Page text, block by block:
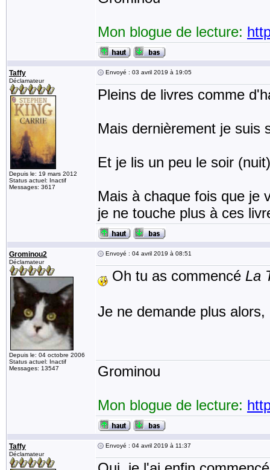
Mon blogue de lecture:
Taffy
Déclamateur
Depuis le: 19 mars 2012
Status actuel: Inactif
Messages: 3617
Envoyé : 03 avril 2019 à 19:05
Pleins de livres comme
Mais dernièrement je suis
Et je lis un peu le soir
Mais à chaque fois que je
je ne touche plus à ces
Grominou2
Déclamateur
Depuis le: 04 octobre 2006
Status actuel: Inactif
Messages: 13547
Envoyé : 04 avril 2019 à 08:51
Oh tu as commencé La
Je ne demande plus
Grominou
Mon blogue de lecture:
Taffy
Déclamateur
Envoyé : 04 avril 2019 à 11:37